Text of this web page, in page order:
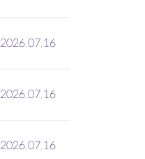
2026.07.16
2026.07.16
2026.07.16